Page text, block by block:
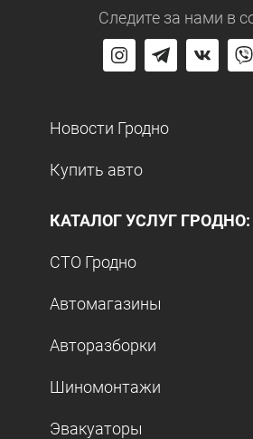
Следите за нами в
Новости Гродно
Купить авто
КАТАЛОГ УСЛУГ ГРОДНО:
СТО Гродно
Автомагазины
Авторазборки
Шиномонтажи
Эвакуаторы